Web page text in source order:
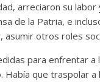
arreciaron su
de la Patria, e
asumir otros roles
para enfrentar
Había que traspolar
coreano
Martínez Molina 0